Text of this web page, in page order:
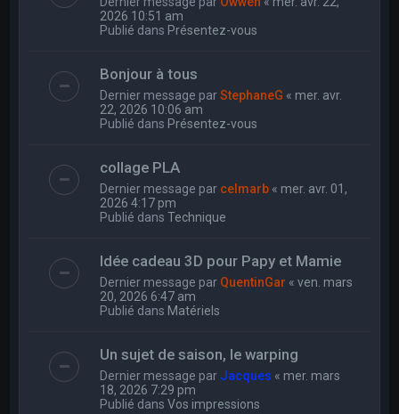
2026 10:51 am
Publié dans Présentez-vous
Bonjour à tous
Dernier message parStephaneG « mer. avr.
22, 2026 10:06 am
Publié dans Présentez-vous
collage PLA
Dernier message par celmarb « mer. avr. 01,
2026 4:17 pm
Publié dansTechnique
Idée cadeau 3D pour Papy et Mamie
Dernier message par QuentinGar «ven. mars
20, 2026 6:47 am
Publié dans Matériels
Un sujet de saison, le warping
Dernier message par Jacques « mer. mars
18, 2026 7:29 pm
Publié dansVos impressions